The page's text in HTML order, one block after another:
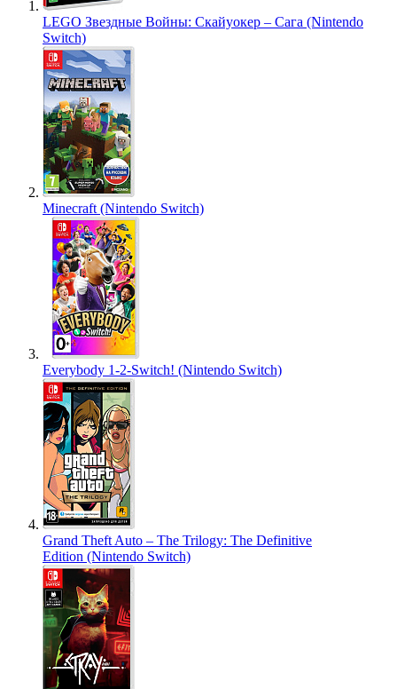
LEGO Звездные Войны: Скайуокер – Сага (Nintendo
Switch)
Minecraft (Nintendo Switch)
Everybody 1-2-Switch! (Nintendo Switch)
Grand Theft Auto – The Trilogy: The Definitive
Edition (Nintendo Switch)